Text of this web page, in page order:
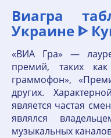
Виагра
Украине ᐈ
«ВИА Гра» —
премий, таких
граммофон»,
других.
является частая
являлся
музыкальных